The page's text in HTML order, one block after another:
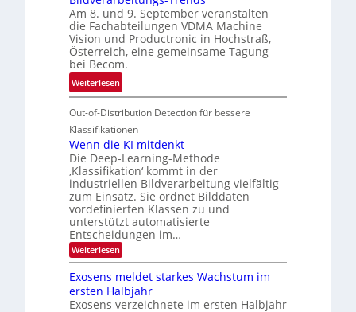
c
h
k
e
i
t
e
e
r
i
n
V
I
S
I
O
N
T
e
c
h
T
a
l
k
s
d
e
d
T
o
u
r
a
u
f
d
e
r
V
I
S
I
O
Am 8. und 9. September veranstalten
die Fachabteilungen VDMA Machine
Vision und Productronic in Hochstraß,
Österreich, eine gemeinsame Tagung
bei Becom.
Weiterlesen:
T
a
g
u
n
g
z
u
E
l
e
k
t
r
o
Out-of-Distribution Detection für bessere
Klassifikationen
Wenn die KI mitdenkt
Die Deep-Learning-Methode
‚Klassifikation‘ kommt in der
industriellen Bildverarbeitung vielfältig
zum Einsatz. Sie ordnet Bilddaten
vordefinierten Klassen zu und
unterstützt automatisierte
Entscheidungen im…
Weiterlesen:
W
n
n
d
Exosens meldet starkes Wachstum im
ersten Halbjahr
Exosens verzeichnete im ersten Halbjahr